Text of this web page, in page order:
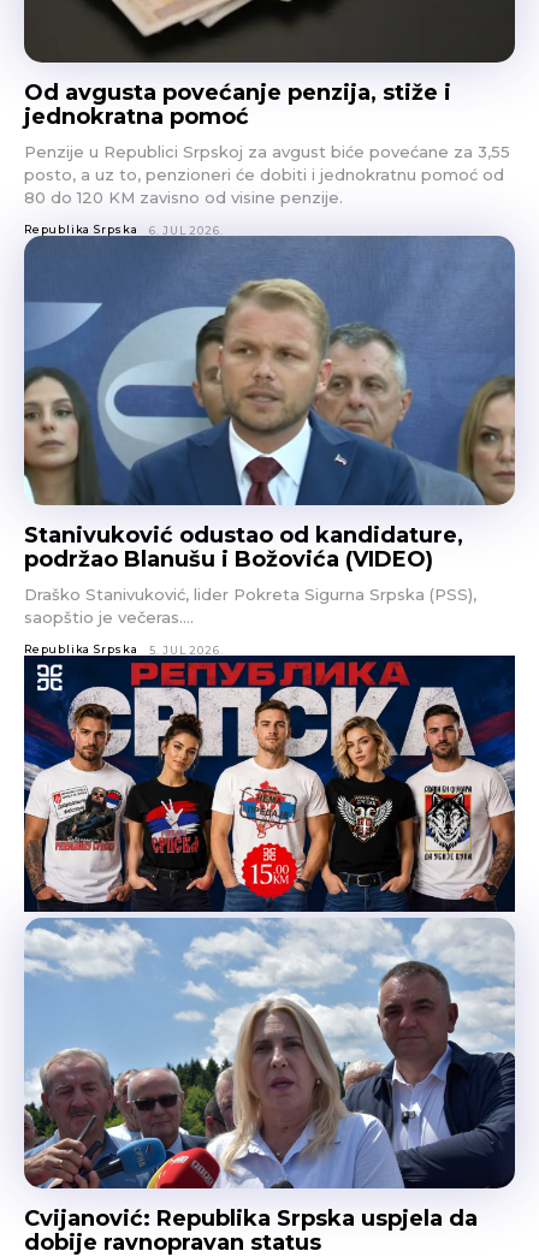
Od avgusta povećanje penzija, stiže i
jednokratna pomoć
Penzije u Republici Srpskoj za avgust biće povećane za 3,55
posto, a uz to, penzioneri će dobiti i jednokratnu pomoć od
80 do 120 KM zavisno od visine penzije.
Republika Srpska 6. JUL 2026.
Stanivuković odustao od kandidature,
podržao Blanušu i Božovića (VIDEO)
Draško Stanivuković, lider Pokreta Sigurna Srpska (PSS),
saopštio je večeras….
Republika Srpska 5. JUL 2026.
Cvijanović: Republika Srpska uspjela da
dobije ravnopravan status